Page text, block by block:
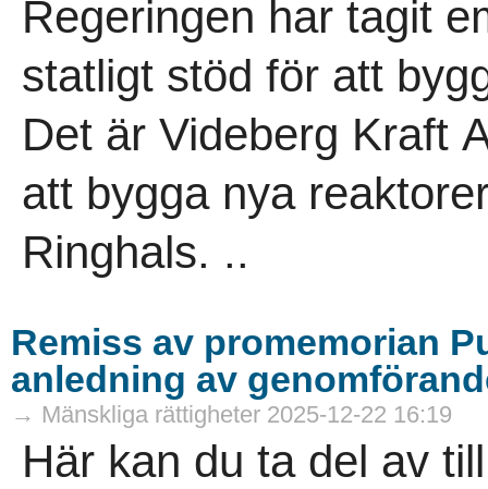
Regeringen har tagit
statligt stöd för att
Det är Videberg Kraft
att bygga nya
Ringhals. ..
Remiss av promemorian
anledning av
→ Mänskliga rättigheter 2025-12-22 16:19
Här kan du ta del av